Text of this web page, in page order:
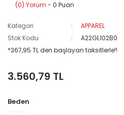
(0) Yorum - 0 Puan
Kategori
APPAREL
Stok Kodu
A22GL102B0
*367,95 TL den başlayan taksitlerle!!
3.560,79 TL
Beden